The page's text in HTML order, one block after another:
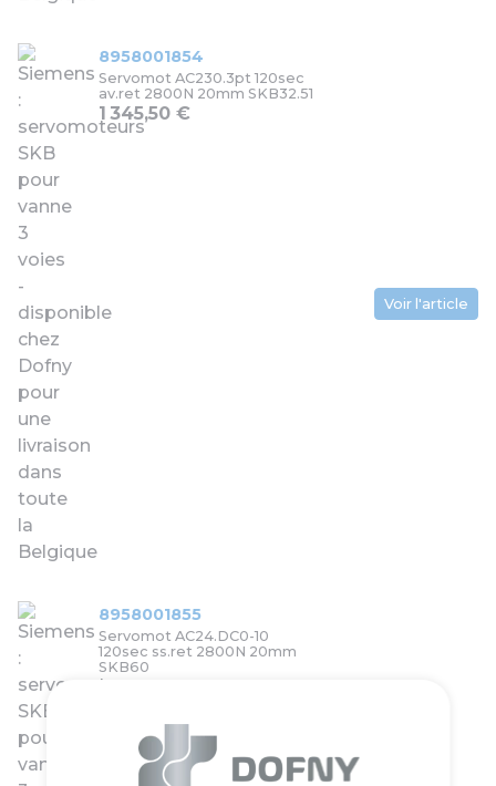
8958001854
Servomot AC230.3pt 120sec
av.ret 2800N 20mm SKB32.51
1 345,50 €
Voir l'article
8958001855
Servomot AC24.DC0-10
120sec ss.ret 2800N 20mm
SKB60
1 221,30 €